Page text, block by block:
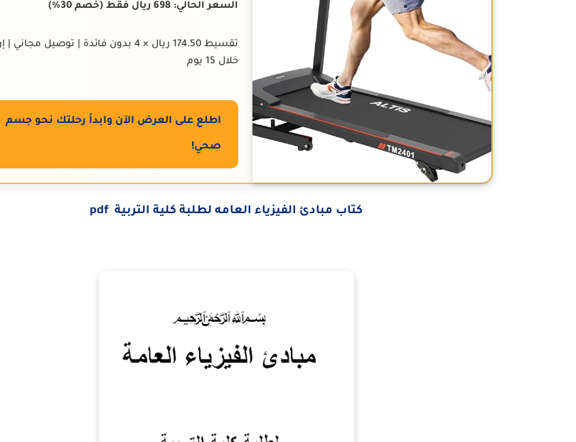
السعر الحالي: 698 ريال فقط (خصم 30%)
تقسيط 174.50 ريال × 4 بدون فائدة | توصيل مجاني |
خلال 15 يوم
اطلع على العرض الآن وابدأ رحلتك نحو جسم
صحي!
كتاب مبادئ الفيزياء العامه لطلبة كلية التربية pdf